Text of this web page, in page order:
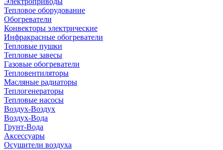
Тепловое оборудование
Обогреватели
Конвекторы электрические
Инфракрасные обогреватели
Тепловые пушки
Тепловые завесы
Газовые обогреватели
Тепловентиляторы
Масляные радиаторы
Теплогенераторы
Тепловые насосы
Воздух-Воздух
Воздух-Вода
Грунт-Вода
Аксессуары
Осушители воздуха